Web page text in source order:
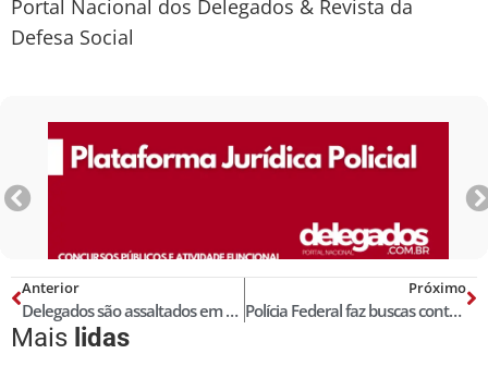
Portal Nacional dos Delegados & Revista da
Defesa Social
Anterior
Delegados são assaltados em São Paulo; suspeito é baleado e foge
Próximo
Polícia Federal faz buscas contra Sérgio Reis e deputado Otoni de Paula
Mais lidas